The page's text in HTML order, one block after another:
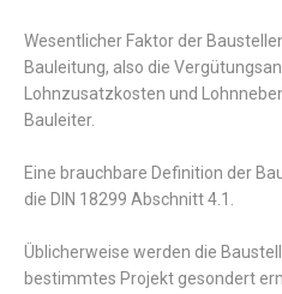
Wesentlicher Faktor der
Bauleitung, also die
Lohnzusatzkosten und
Bauleiter.
Eine brauchbare Definition der
die DIN 18299 Abschnitt 4.1.
Üblicherweise werden die
bestimmtes Projekt gesondert